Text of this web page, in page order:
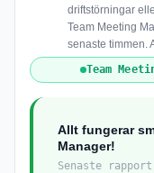
driftstörningar
Team Meeting
senaste timmen.
Team
Allt fungerar
Manager!
Senaste